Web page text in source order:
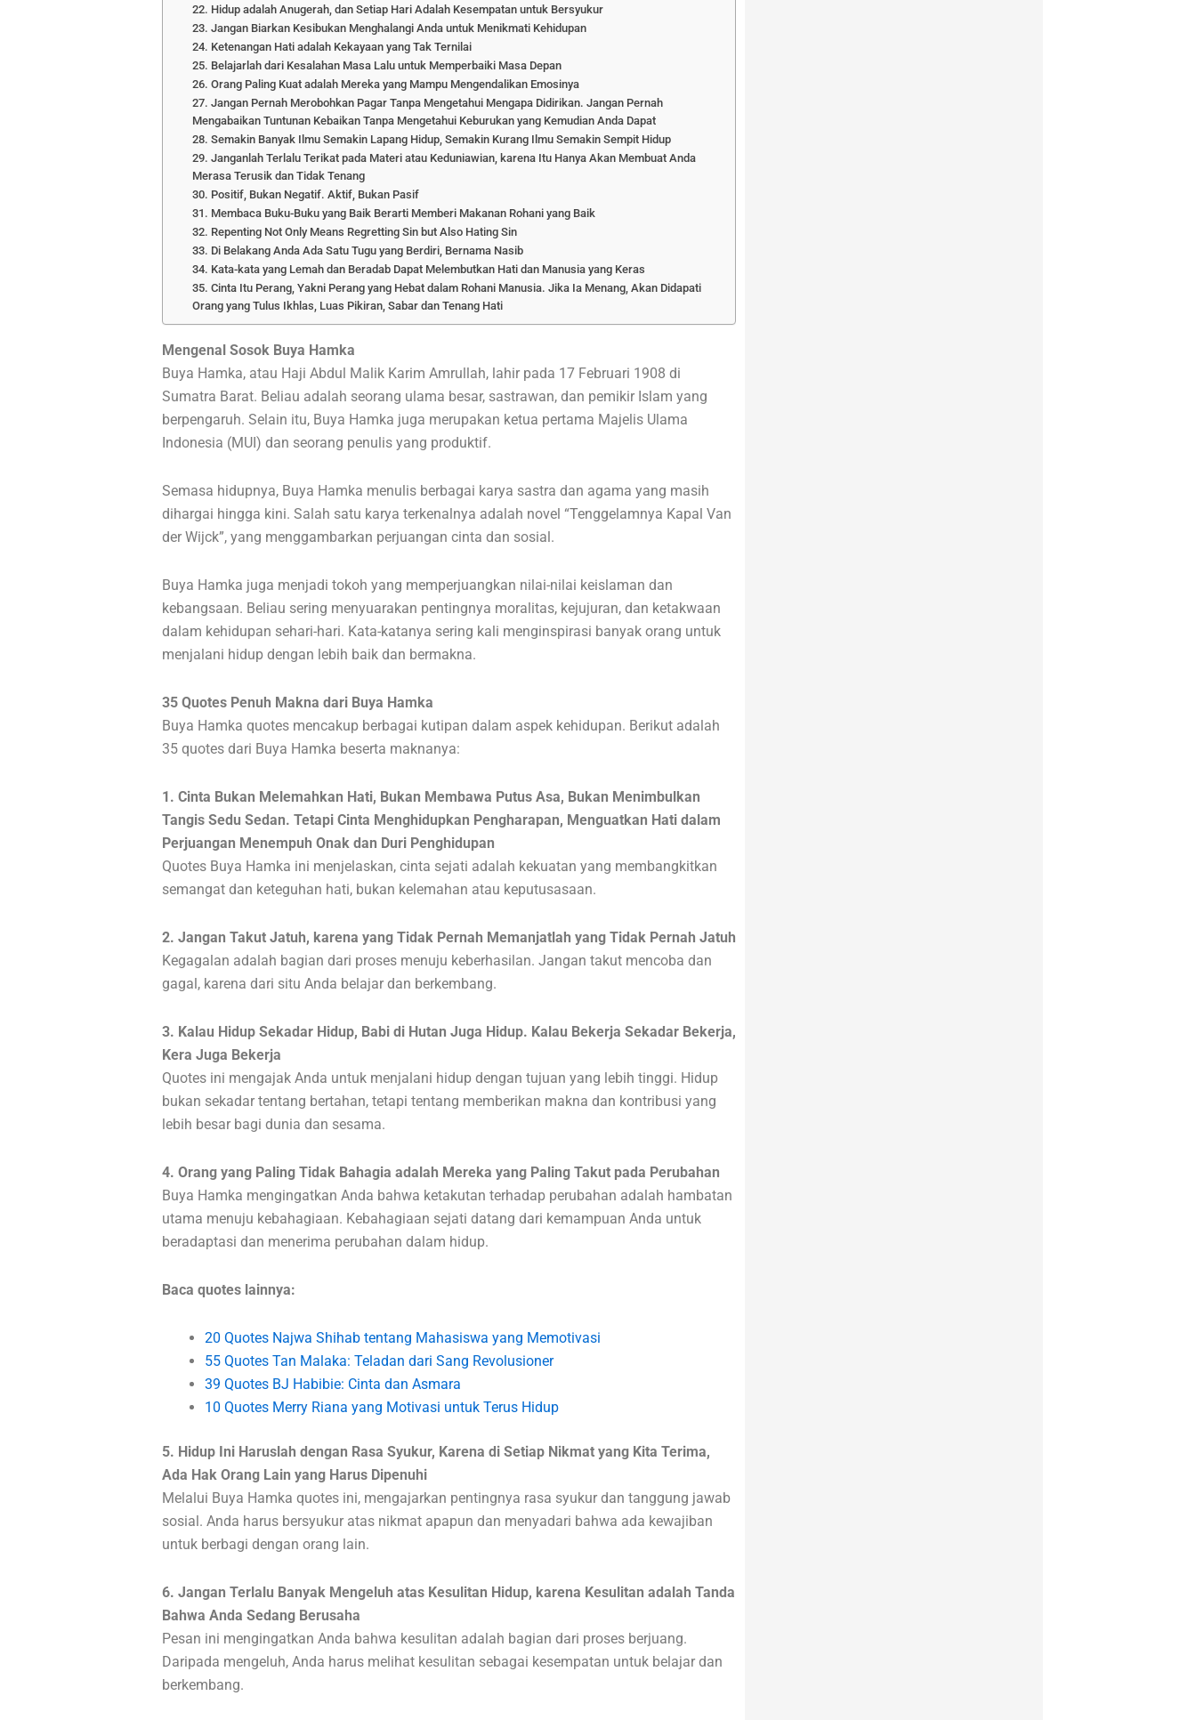
22. Hidup adalah Anugerah, dan Setiap Hari Adalah Kesempatan untuk Bersyukur
23. Jangan Biarkan Kesibukan Menghalangi Anda untuk Menikmati Kehidupan
24. Ketenangan Hati adalah Kekayaan yang Tak Ternilai
25. Belajarlah dari Kesalahan Masa Lalu untuk Memperbaiki Masa Depan
26. Orang Paling Kuat adalah Mereka yang Mampu Mengendalikan Emosinya
27. Jangan Pernah Merobohkan Pagar Tanpa Mengetahui Mengapa Didirikan. Jangan Pernah
Mengabaikan Tuntunan Kebaikan Tanpa Mengetahui Keburukan yang Kemudian Anda Dapat
28. Semakin Banyak Ilmu Semakin Lapang Hidup, Semakin Kurang Ilmu Semakin Sempit Hidup
29. Janganlah Terlalu Terikat pada Materi atau Keduniawian, karena Itu Hanya Akan Membuat Anda
Merasa Terusik dan Tidak Tenang
30. Positif, Bukan Negatif. Aktif, Bukan Pasif
31. Membaca Buku-Buku yang Baik Berarti Memberi Makanan Rohani yang Baik
32. Repenting Not Only Means Regretting Sin but Also Hating Sin
33. Di Belakang Anda Ada Satu Tugu yang Berdiri, Bernama Nasib
34. Kata-kata yang Lemah dan Beradab Dapat Melembutkan Hati dan Manusia yang Keras
35. Cinta Itu Perang, Yakni Perang yang Hebat dalam Rohani Manusia. Jika Ia Menang, Akan Didapati
Orang yang Tulus Ikhlas, Luas Pikiran, Sabar dan Tenang Hati
Mengenal Sosok Buya Hamka
Buya Hamka, atau Haji Abdul Malik Karim Amrullah, lahir pada 17 Februari 1908 di
Sumatra Barat. Beliau adalah seorang ulama besar, sastrawan, dan pemikir Islam yang
berpengaruh. Selain itu, Buya Hamka juga merupakan ketua pertama Majelis Ulama
Indonesia (MUI) dan seorang penulis yang produktif.
Semasa hidupnya, Buya Hamka menulis berbagai karya sastra dan agama yang masih
dihargai hingga kini. Salah satu karya terkenalnya adalah novel “Tenggelamnya Kapal Van
der Wijck”, yang menggambarkan perjuangan cinta dan sosial.
Buya Hamka juga menjadi tokoh yang memperjuangkan nilai-nilai keislaman dan
kebangsaan. Beliau sering menyuarakan pentingnya moralitas, kejujuran, dan ketakwaan
dalam kehidupan sehari-hari. Kata-katanya sering kali menginspirasi banyak orang untuk
menjalani hidup dengan lebih baik dan bermakna.
35 Quotes Penuh Makna dari Buya Hamka
Buya Hamka quotes mencakup berbagai kutipan dalam aspek kehidupan. Berikut adalah
35 quotes dari Buya Hamka beserta maknanya:
1. Cinta Bukan Melemahkan Hati, Bukan Membawa Putus Asa, Bukan Menimbulkan
Tangis Sedu Sedan. Tetapi Cinta Menghidupkan Pengharapan, Menguatkan Hati dalam
Perjuangan Menempuh Onak dan Duri Penghidupan
Quotes Buya Hamka ini menjelaskan, cinta sejati adalah kekuatan yang membangkitkan
semangat dan keteguhan hati, bukan kelemahan atau keputusasaan.
2. Jangan Takut Jatuh, karena yang Tidak Pernah Memanjatlah yang Tidak Pernah Jatuh
Kegagalan adalah bagian dari proses menuju keberhasilan. Jangan takut mencoba dan
gagal, karena dari situ Anda belajar dan berkembang.
3. Kalau Hidup Sekadar Hidup, Babi di Hutan Juga Hidup. Kalau Bekerja Sekadar Bekerja,
Kera Juga Bekerja
Quotes ini mengajak Anda untuk menjalani hidup dengan tujuan yang lebih tinggi. Hidup
bukan sekadar tentang bertahan, tetapi tentang memberikan makna dan kontribusi yang
lebih besar bagi dunia dan sesama.
4. Orang yang Paling Tidak Bahagia adalah Mereka yang Paling Takut pada Perubahan
Buya Hamka mengingatkan Anda bahwa ketakutan terhadap perubahan adalah hambatan
utama menuju kebahagiaan. Kebahagiaan sejati datang dari kemampuan Anda untuk
beradaptasi dan menerima perubahan dalam hidup.
Baca quotes lainnya:
20 Quotes Najwa Shihab tentang Mahasiswa yang Memotivasi
55 Quotes Tan Malaka: Teladan dari Sang Revolusioner
39 Quotes BJ Habibie: Cinta dan Asmara
10 Quotes Merry Riana yang Motivasi untuk Terus Hidup
5. Hidup Ini Haruslah dengan Rasa Syukur, Karena di Setiap Nikmat yang Kita Terima,
Ada Hak Orang Lain yang Harus Dipenuhi
Melalui Buya Hamka quotes ini, mengajarkan pentingnya rasa syukur dan tanggung jawab
sosial. Anda harus bersyukur atas nikmat apapun dan menyadari bahwa ada kewajiban
untuk berbagi dengan orang lain.
6. Jangan Terlalu Banyak Mengeluh atas Kesulitan Hidup, karena Kesulitan adalah Tanda
Bahwa Anda Sedang Berusaha
Pesan ini mengingatkan Anda bahwa kesulitan adalah bagian dari proses berjuang.
Daripada mengeluh, Anda harus melihat kesulitan sebagai kesempatan untuk belajar dan
berkembang.